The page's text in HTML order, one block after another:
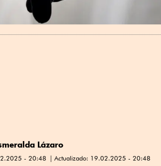
Lázaro
- 20:48 Actualizado: 19.02.2025 - 20:48